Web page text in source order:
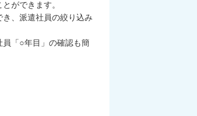
ができます。
、派遣社員の絞り込み
員「○年目」の確認も簡